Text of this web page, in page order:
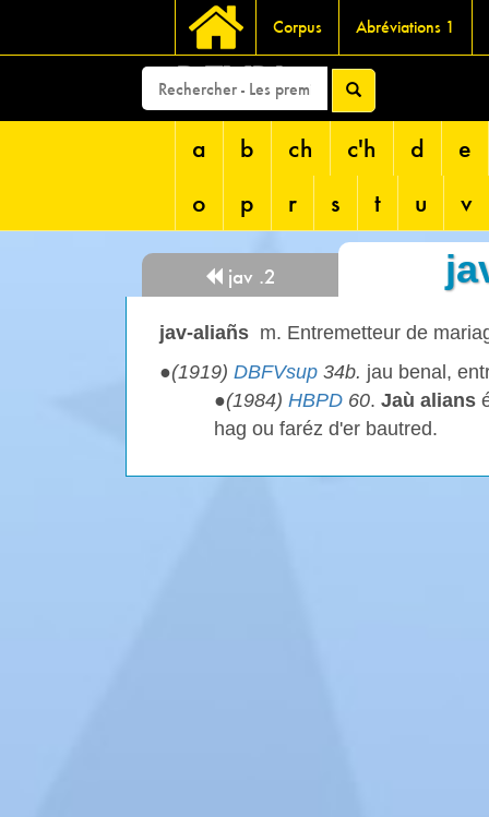
Corpus Abréviations 1
DEVRI
a b ch c'h d
e
o
p r s t u v
jav .2
jav-aliañs m. Entremetteur de
●(1919) DBFVsup 34b. jau benal,
●(1984) HBPD 60. Jaù alians
hag ou faréz d'er bautred.